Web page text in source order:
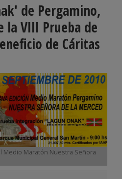
de Pergamino,
la VIII Prueba de
de Cáritas
Medio Maratón Nuestra Señora